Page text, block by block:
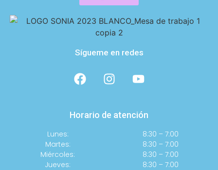
Sígueme en redes
Horario de atención
Lunes:
Martes:
Miércoles:
Jueves:
8:30 – 7:00
8:30 – 7:00
8:30 – 7:00
8:30 – 7:00